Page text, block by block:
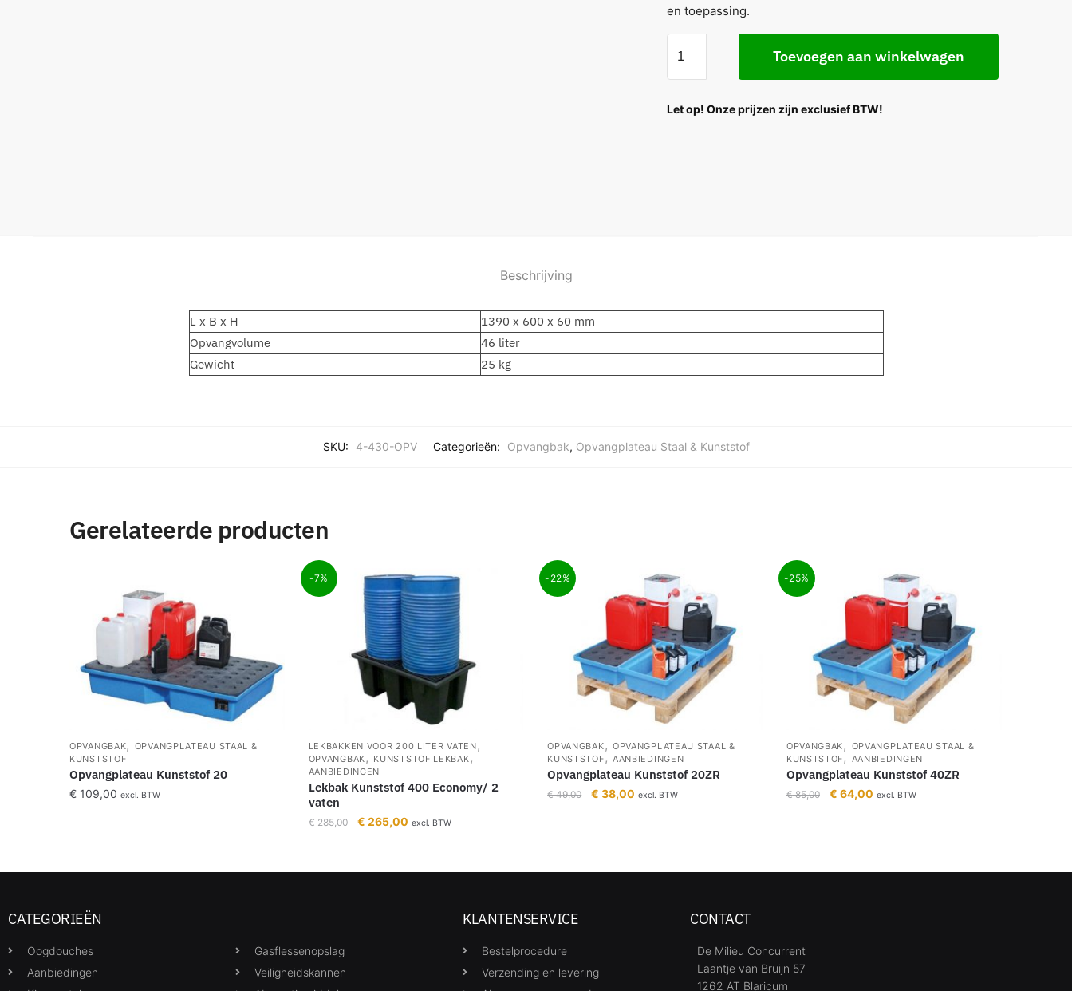
en toepassing.
Toevoegen aan winkelwagen
Let op! Onze prijzen zijn exclusief BTW!
Beschrijving
L x B x H
1390 x 600 x 60 mm
Opvangvolume
46 liter
Gewicht
25 kg
SKU: 4-430-OPV Categorieën: Opvangbak, Opvangplateau Staal & Kunststof
Gerelateerde producten
OPVANGBAK, OPVANGPLATEAU STAAL &
KUNSTSTOF
Opvangplateau Kunststof 20
€ 109,00 excl. BTW
-7%
LEKBAKKEN VOOR 200 LITER VATEN ,
OPVANGBAK , KUNSTSTOF LEKBAK ,
AANBIEDINGEN
Lekbak Kunststof 400 Economy/ 2
vaten
€285,00 € 265,00 excl. BTW
-22%
OPVANGBAK , OPVANGPLATEAU STAAL &
KUNSTSTOF, AANBIEDINGEN
Opvangplateau Kunststof 20ZR
€49,00 € 38,00 excl. BTW
-25%
OPVANGBAK , OPVANGPLATEAU STAAL &
KUNSTSTOF, AANBIEDINGEN
Opvangplateau Kunststof 40ZR
€85,00 € 64,00 excl. BTW
CATEGORIEËN
Oogdouches
Aanbiedingen
Gasflessenopslag
Veiligheidskannen
KLANTENSERVICE
Bestelprocedure
Verzending en levering
CONTACT
De Milieu Concurrent
Laantje van Bruijn 57
1262 AT Blaricum